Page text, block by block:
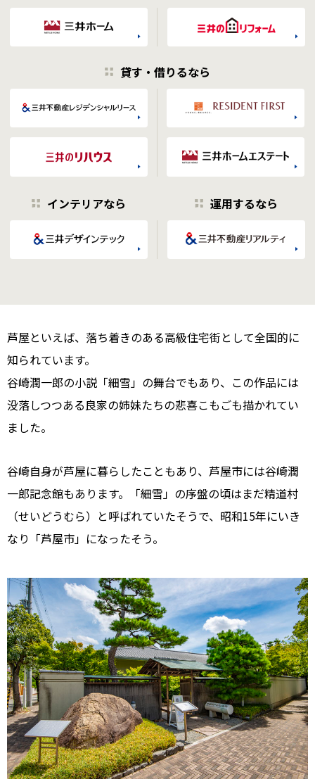
貸す・借りるなら
インテリアなら 運用するなら
芦屋といえば、落ち着きのある高級住宅街として全国的に
知られています。
谷崎潤一郎の小説「細雪」の舞台でもあり、この作品には
没落しつつある良家の姉妹たちの悲喜こもごも描かれてい
ました。
谷崎自身が芦屋に暮らしたこともあり、芦屋市には谷崎潤
一郎記念館もあります。「細雪」の序盤の頃はまだ精道村
（せいどうむら）と呼ばれていたそうで、昭和15年にいき
なり「芦屋市」になったそう。